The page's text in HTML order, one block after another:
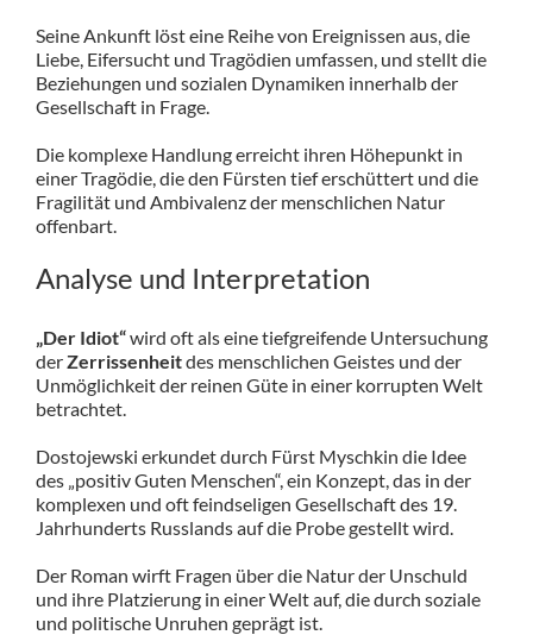
Seine Ankunft löst eine Reihe von Ereignissen aus, die
Liebe, Eifersucht und Tragödien umfassen, und stellt die
Beziehungen und sozialen Dynamiken innerhalb der
Gesellschaft in Frage.
Die komplexe Handlung erreicht ihren Höhepunkt in
einer Tragödie, die den Fürsten tief erschüttert und die
Fragilität und Ambivalenz der menschlichen Natur
offenbart.
Analyse und Interpretation
„Der Idiot“wird oft als eine tiefgreifende Untersuchung
derZerrissenheitdes menschlichen Geistes und der
Unmöglichkeit der reinen Güte in einer korrupten Welt
betrachtet.
Dostojewski erkundet durch Fürst Myschkin die Idee
des „positiv Guten Menschen“, ein Konzept, das in der
komplexen und oft feindseligen Gesellschaft des 19.
Jahrhunderts Russlands auf die Probe gestellt wird.
Der Roman wirft Fragen über die Natur der Unschuld
und ihre Platzierung in einer Welt auf, die durch soziale
und politische Unruhen geprägt ist.